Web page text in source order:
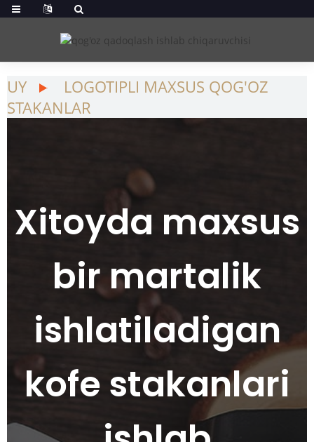
UY
LOGOTIPLI MAXSUS QOG'OZ
STAKANLAR
Xitoyda maxsus
bir martalik
ishlatiladigan
kofe stakanlari